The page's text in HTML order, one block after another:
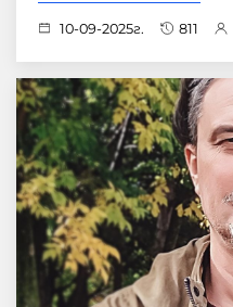
10-09-2025г. 811